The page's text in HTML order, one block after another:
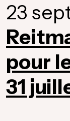
23
pour
31